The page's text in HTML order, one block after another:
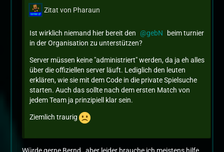
Zitat von Pharaun
Ist wirklich niemand hier bereit den gebN
beim turnier
in der Organisation zu unterstützen?
Server müssen keine "administriert" werden, da ja eh alles
über die offiziellen server läuft. Lediglich den leuten
erklären, wie sie mit dem Code in die private Spielsuche
starten. Auch das sollte nach dem ersten Match von
jedem Team ja prinzipiell klar sein.
Ziemlich traurig